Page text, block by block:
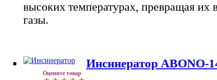
высоких температурах, превращая их
газы.
Оцените товар
Инсинератор ABONO-